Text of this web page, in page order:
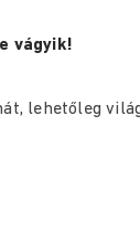
vágyik!
lehetőleg